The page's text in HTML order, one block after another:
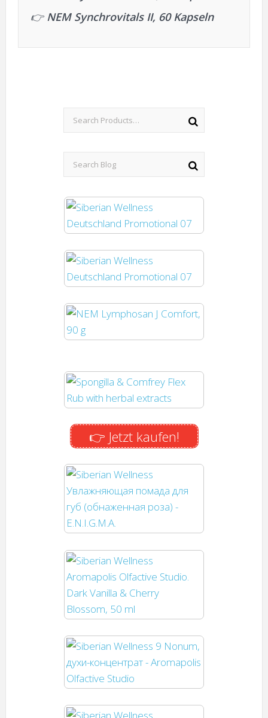
👉 NEM Synchrovitals II, 60 Kapseln
👉 Jetzt kaufen!